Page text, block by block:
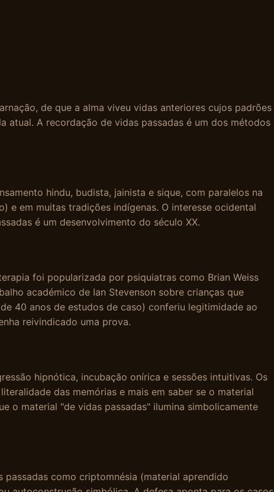
de que a alma viveu vidas anteriores cujos padrões
atual. A recordação de vidas passadas é um dos métodos
hindu, budista, jainista e sique, com paralelos na
e em muitas tradições indígenas. O interesse ocidental
é um desenvolvimento do século XX.
foi popularizada por psiquiatras como Brian Weiss
académico de Ian Stevenson sobre crianças que
40 anos de estudos de caso) conferiu legitimidade ao
reivindicado uma prova.
hipnótica, incubação onírica e sessões intuitivas. Os
das memórias e mais em saber se o material
o material "de vidas passadas" ilumina simbolicamente
como criptomnésia (material aprendido